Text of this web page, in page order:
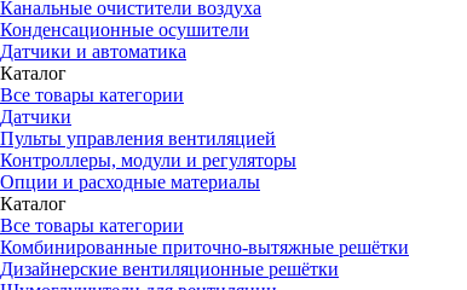
Канальные очистители воздуха
Конденсационные осушители
Датчики и автоматика
Каталог
Все товары категории
Датчики
Пульты управления вентиляцией
Контроллеры, модули и регуляторы
Опции и расходные материалы
Каталог
Все товары категории
Комбинированные приточно-вытяжные решётки
Дизайнерские вентиляционные решётки